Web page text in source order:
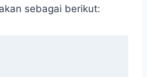
sebagai berikut: